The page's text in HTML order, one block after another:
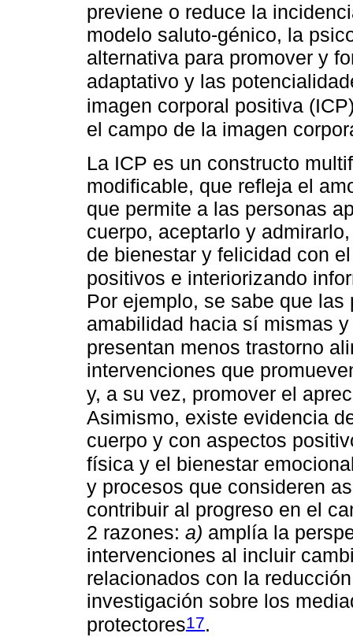
previene o reduce la
modelo saluto-génico, la
alternativa para promover y
adaptativo y las
imagen corporal positiva
el campo de la imagen
La ICP es un constructo
modificable, que refleja el
que permite a las personas
cuerpo, aceptarlo y
de bienestar y felicidad con
positivos e interiorizando
Por ejemplo, se sabe que
amabilidad hacia sí mismas
presentan menos trastorno
intervenciones que
y, a su vez, promover el
Asimismo, existe evidencia
cuerpo y con aspectos
física y el bienestar
y procesos que consideren
contribuir al progreso en el
2 razones: a) amplía la
intervenciones al incluir
relacionados con la
investigación sobre los
protectores17.